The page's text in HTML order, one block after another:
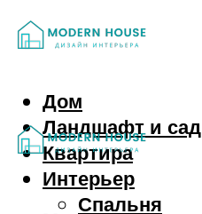
Дом
Ландшафт и сад
Квартира
Интерьер
Спальня